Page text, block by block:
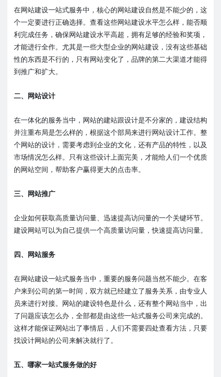
在网站建设一站式服务中，核心的网站建设自然是不能少的，这
个一定要进行正确选择。查看这些网站建设水平怎么样，能否顺
利完成任务，确保网站建设水平高超，拥有足够的经验和奖项，
才能进行全作。尤其是一些大型企业的网站建设，没有这些基础
性的东西是不行的，只有网站变化了，品牌的第二大渠道才能得
到推广和扩大。
二、网站设计
在一体化的服务当中，网站的建站跟设计是不分家的，建设结构
并注重布局是怎么样的，根据这个部局来进行网站设计工作。整
个网站的设计，需要考虑到企业的文化，还有产品的特性，以及
市场情况怎么样。只有这些设计上面完美，才能给人们一个优质
的网站空间，帮助客户赢得更大的点击率。
三、网站推广
企业如何获取高质量访问量、迅速提高访问量的一个关键环节。
建设网站可以为自己提供一个高质量访问量，快速提高访问量。
四、网站服务
在网站建设一站式服务当中，重要的服务问题当然不能少。在客
户来到公司的第一时间，双方就已经建立了服务关系，由专业人
员来进行对接。网站的建设特色是什么，还有整个网站当中，出
了问题应该怎么办，全部都是由这些一站式服务公司来完成的。
这样才能保证网站出了事情后，人们不需要四处查看方法，只要
找设计网站的公司来解决就行了。
五、哪家一站式服务做的好